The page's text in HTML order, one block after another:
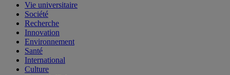
Vie universitaire
Société
Recherche
Innovation
Environnement
Santé
International
Culture